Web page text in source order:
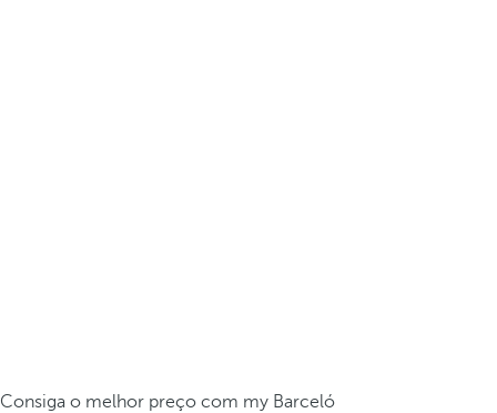
Consiga o melhor preço com my Barceló